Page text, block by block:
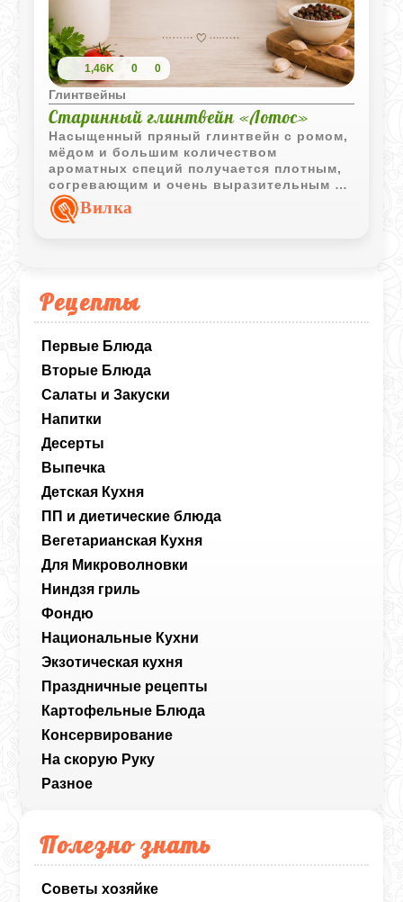
Рецепты
Первые Блюда
Вторые Блюда
Салаты и Закуски
Напитки
Десерты
Выпечка
Детская Кухня
ПП и диетические блюда
Вегетарианская Кухня
Для Микроволновки
Ниндзя гриль
Фондю
Национальные Кухни
Экзотическая кухня
Праздничные рецепты
Картофельные Блюда
Консервирование
На скорую Руку
Разное
Полезно знать
Советы хозяйке
1,46K 0 0
Глинтвейны
Старинный глинтвейн «Лотос»
Насыщенный пряный глинтвейн с ромом,
мёдом и большим количеством
ароматных специй получается плотным,
согревающим и очень выразительным по
вкусу. Такой напиток особенно хорошо
подходит для холодных вечеров и
Вилка